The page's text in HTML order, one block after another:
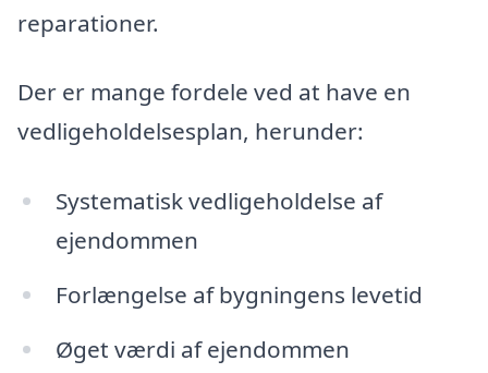
reparationer.
Der er mange fordele ved at have en
vedligeholdelsesplan, herunder:
Systematisk vedligeholdelse af
ejendommen
Forlængelse af bygningens levetid
Øget værdi af ejendommen